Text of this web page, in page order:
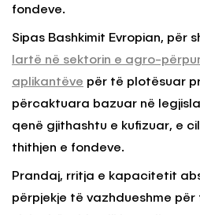
fondeve.
Sipas Bashkimit Evropian, për
lartë në sektorin e agro-
aplikantëve për të plotësuar
përcaktuara bazuar në
qenë gjithashtu e kufizuar, e
thithjen e fondeve.
Prandaj, rritja e kapacitetit
përpjekje të vazhdueshme